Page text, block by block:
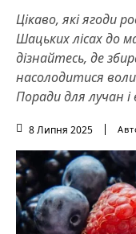
Цікаво, які ягоди
Шацьких лісах до
дізнайтесь, де
насолодитися
Поради для лучан
8 Липня 2025